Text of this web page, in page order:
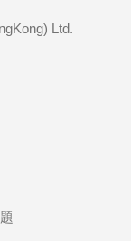
Ltd.